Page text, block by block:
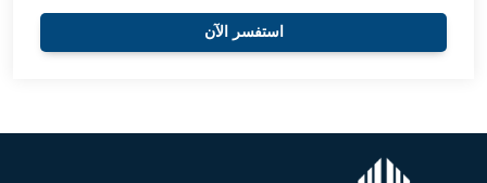
استفسر الآن